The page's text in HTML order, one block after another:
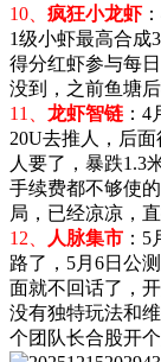
10、 疯狂小龙虾
1级小虾最高合成
得分红虾参与每
没到，之前鱼塘
11、 龙虾智链 ： 4
20U去推人，后
人要了，暴跌1.3
手续费都不够使
局，已经凉凉，直
12、
人脉集市 ：
路了，5月6日公
面就不回话了，
没有独特玩法和
个团队长合股开